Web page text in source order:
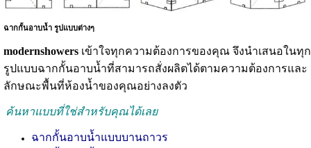
ฉากกั้นอาบน้ำ รูปแบบต่างๆ
modernshowers เข้าใจทุกความต้องการของคุณ จึงนำเสนอในทุก
รูปแบบฉากกั้นอาบน้ำที่สามารถสั่งผลิตได้ตามความต้องการและ
ลักษณะพื้นที่ห้องน้ำของคุณอย่างลงตัว
ค้นหาแบบที่ใช่สำหรับคุณได้เลย
ฉากกั้นอาบน้ำแบบบานถาวร